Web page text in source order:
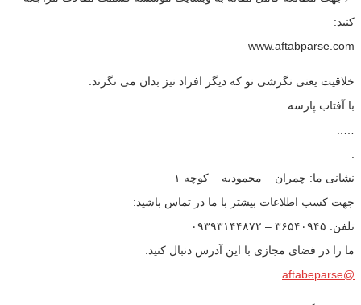
کنید:
www.aftabparse.com
خلاقیت یعنی نگرشی نو که دیگر افراد نیز بدان می نگرند.
با آفتاب پارسه
نشانی ما: چمران – محمودیه – کوچه ۱
جهت کسب اطلاعات بیشتر با ما در تماس باشید:
تلفن: ۳۶۵۴۰۹۴۵ – ۰۹۳۹۳۱۴۴۸۷۲
ما را در فضای مجازی با این آدرس دنبال کنید:
@aftabeparse